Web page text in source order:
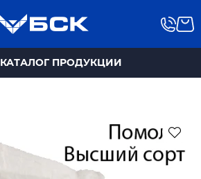
КАТАЛОГ ПРОДУКЦИИ